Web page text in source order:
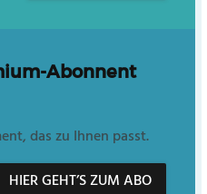
Abonnent
das zu Ihnen passt.
HIER GEHT’S ZUM ABO